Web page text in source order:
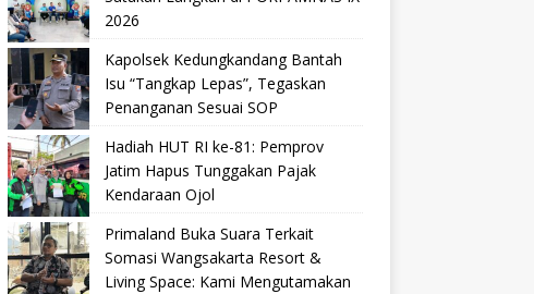
2026
Kapolsek Kedungkandang Bantah
Isu “Tangkap Lepas”, Tegaskan
Penanganan Sesuai SOP
Hadiah HUT RI ke-81: Pemprov
Jatim Hapus Tunggakan Pajak
Kendaraan Ojol
Primaland Buka Suara Terkait
Somasi Wangsakarta Resort &
Living Space: Kami Mengutamakan